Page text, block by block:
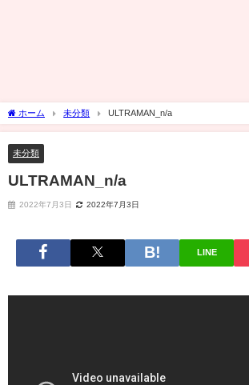
ホーム 未分類 ULTRAMAN_n/a
未分類
ULTRAMAN_n/a
2022年7月3日 2022年7月3日
LINE